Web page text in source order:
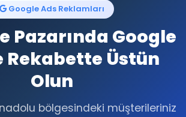
Google Ads Reklamları
Pazarında Google
Rekabette Üstün
Olun
bölgesindeki müşterileriniz